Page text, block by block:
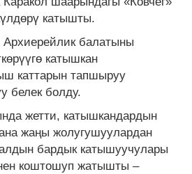
катышты.
балатыны
катышкан
каттарын тапшыруу
белек болду.
жетти, катышкандардын
жаңы жолугушуулардан
бардык катышуучулары
коштошуп жатышты –